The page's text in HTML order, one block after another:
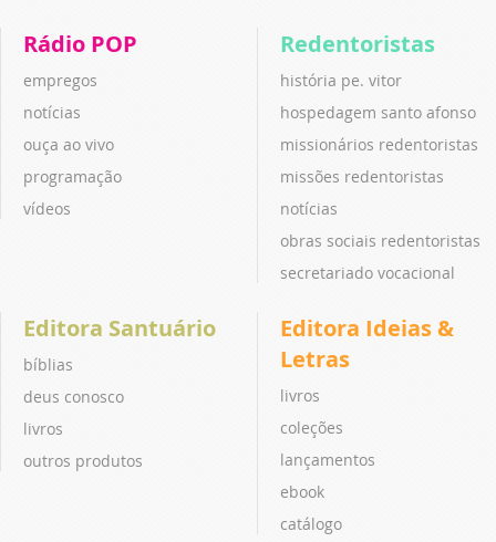
Rádio POP
empregos
notícias
ouça ao vivo
programação
vídeos
Redentoristas
história pe. vitor
hospedagem santo afonso
missionários redentoristas
missões redentoristas
notícias
obras sociais redentoristas
secretariado vocacional
Editora Santuário
bíblias
deus conosco
livros
outros produtos
Editora Ideias &
Letras
livros
coleções
lançamentos
ebook
catálogo